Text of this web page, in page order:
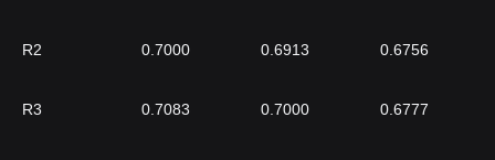
R2 0.7000 0.6913 0.6756
R3 0.7083 0.7000 0.6777